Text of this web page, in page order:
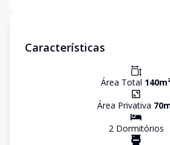
Características
Área Total 140
Área Privativa 70
2Dormitórios